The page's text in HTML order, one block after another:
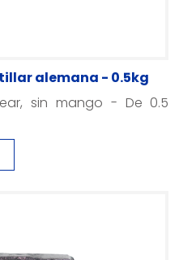
alemana - 0.5kg
sin mango - De 0.5